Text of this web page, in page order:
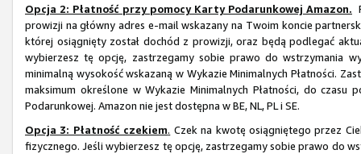
Opcja 2: Płatność przy pomocy Karty Podarunkowej Amazon.
prowizji na główny adres e-mail wskazany na Twoim koncie
której osiągnięty został dochód z prowizji, oraz będą podlegać
wybierzesz tę opcję, zastrzegamy sobie prawo do wstrzymania
minimalną wysokość wskazaną w Wykazie Minimalnych Płatności.
maksimum określone w Wykazie Minimalnych Płatności, do
Podarunkowej. Amazon nie jest dostępna w BE, NL, PL i SE.
Opcja 3: Płatność czekiem. Czek na kwotę osiągniętego przez
fizycznego. Jeśli wybierzesz tę opcję, zastrzegamy sobie prawo do